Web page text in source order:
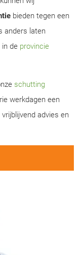
bieden tegen een
anders laten
in de provincie
schutting
werkdagen een
advies en